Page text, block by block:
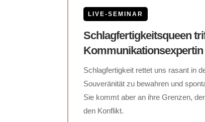
LIVE-SEMINAR
Schlagfertigkeitsqueen
Kommunikationsexpertin
Schlagfertigkeit rettet uns rasant in
Souveränität zu bewahren und
Sie kommt aber an ihre Grenzen,
den Konflikt.